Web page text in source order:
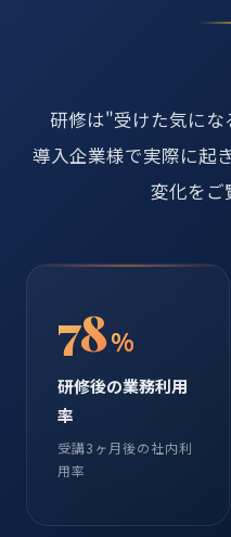
研修は"受けた気にな
導入企業様で実際に起
変化をご
78%
研修後の業務利用
率
受講3ヶ月後の社内利
用率